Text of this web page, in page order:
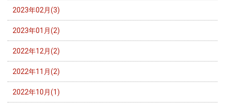
2023年02月(3)
2023年01月(2)
2022年12月(2)
2022年11月(2)
2022年10月(1)